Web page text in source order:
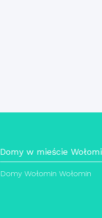
Domy w mieście
Domy Wołomin Wołomin